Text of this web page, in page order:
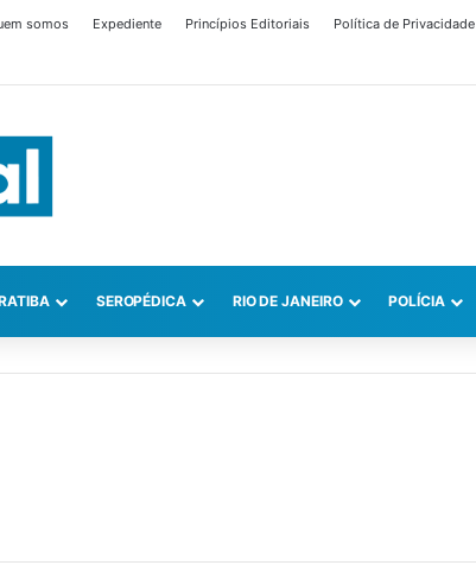
somos Expediente Princípios Editoriais Política de Privacidade
SEROPÉDICA RIO DE JANEIRO POLÍCIA